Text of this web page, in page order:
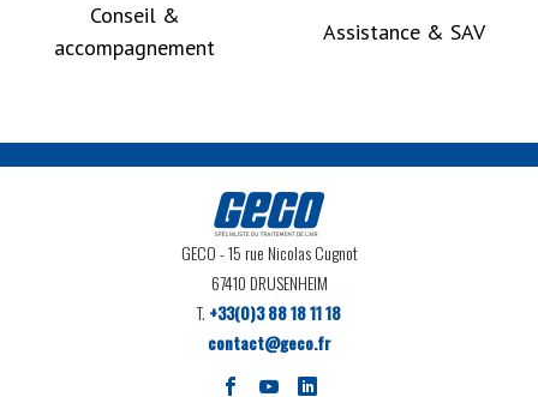
Conseil &
accompagnement
Assistance & SAV
GECO- 15 rue Nicolas Cugnot
67410 DRUSENHEIM
T. +33(0)3 88 18 11 18
contact@geco.fr